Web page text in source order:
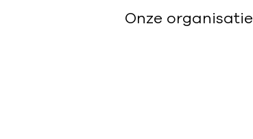
Onze organisatie